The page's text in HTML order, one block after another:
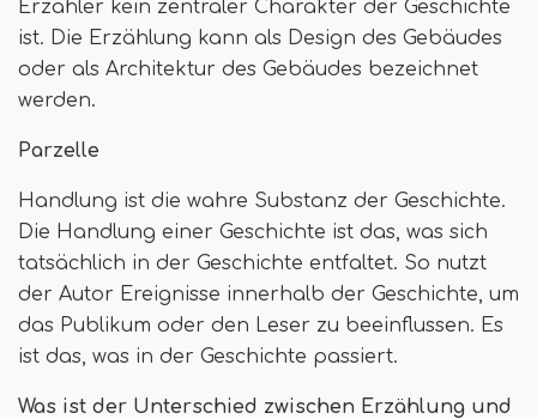
Erzähler kein zentraler Charakter der Geschichte
ist. Die Erzählung kann als Design des Gebäudes
oder als Architektur des Gebäudes bezeichnet
werden.
Parzelle
Handlung ist die wahre Substanz der Geschichte.
Die Handlung einer Geschichte ist das, was sich
tatsächlich in der Geschichte entfaltet. So nutzt
der Autor Ereignisse innerhalb der Geschichte, um
das Publikum oder den Leser zu beeinflussen. Es
ist das, was in der Geschichte passiert.
Was ist der Unterschied zwischen Erzählung und